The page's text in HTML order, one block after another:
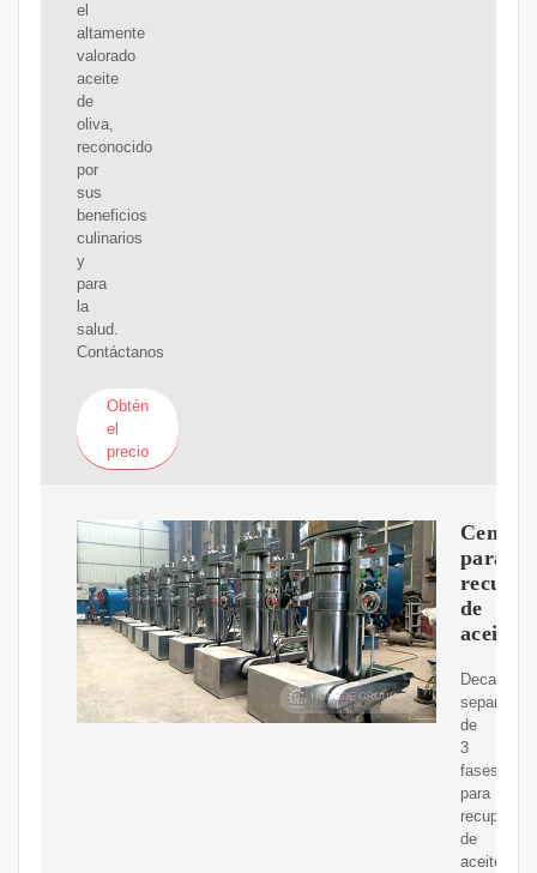
el
altamente
valorado
aceite
de
oliva,
reconocido
por
sus
beneficios
culinarios
y
para
la
salud.
Contáctanos
Obtén
el
precio
para
de
aceite
de
3
fases
para
de
aceite.